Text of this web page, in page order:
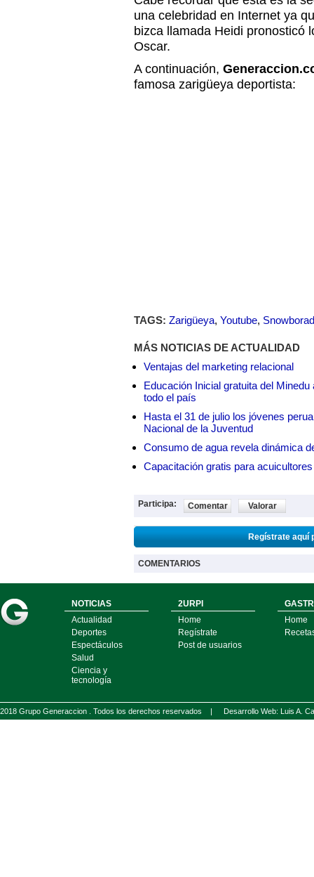
una celebridad en Internet ya
bizca llamada Heidi pronosticó
Oscar.
A continuación,
famosa zarigüeya deportista:
TAGS: Zarigüeya, Youtube, Snowborad
MÁS NOTICIAS DE ACTUALIDAD
Ventajas del marketing relacional
Educación Inicial gratuita del
todo el país
Hasta el 31 de julio los jóvenes
Nacional de la Juventud
Consumo de agua revela dinámica
Capacitación gratis para
Participa: Comentar Valorar
Regístrate aquí
COMENTARIOS
NOTICIAS
Actualidad
Deportes
Espectáculos
Salud
Ciencia y
tecnología
2URPI
Home
Regístrate
Post de usuarios
Home
2018 Grupo Generaccion . Todos los derechos reservados | Desarrollo Web: Luis